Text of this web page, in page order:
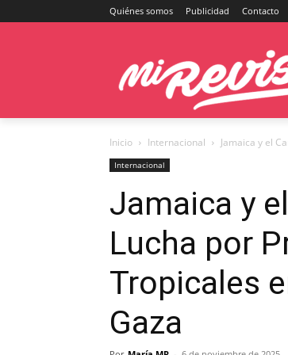
Quiénes somos Publicidad Contacto
Inicio Internacional Jamaica y el
Internacional
Jamaica y
Lucha por
Tropicales
Gaza